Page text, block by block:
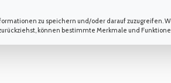
zu speichern und/oder darauf
können bestimmte Merkmale und
Errungenschaften